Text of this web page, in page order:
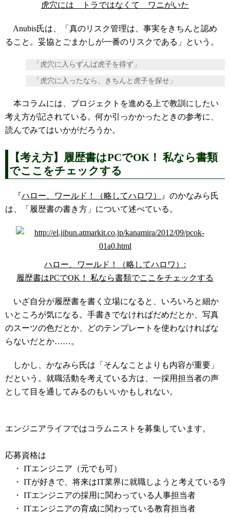
虎穴には トラではなくて ワニがいた
Anubis氏は、「真のリスク管理は、事実をきちんと認め
ること。妥協とごまかしが一番のリスクである」という。
「虎穴に入らずんば虎子を得ず」
「虎穴に入ったなら、きちんと虎子を探せ」
本コラムには、プロジェクトを進める上で教訓にしたい
考え方が記されている。何か引っかかったときの参考に、
読んでみてはいかがだろうか。
【考え方】履歴書はPCでOK！ 私なら書類
でここをチェックする
『ハロー、ワールド！（略してハロワ）
』のかなみら氏
は、「履歴書の書き方」について述べている。
ハロー、ワールド！（略してハロワ）:
履歴書はPCでOK！ 私なら書類でここをチェックする
いざ自分が履歴書を書く立場になると、いろいろと細か
いところが気になる。手書きでなければだめだとか、写真
のスーツの色だとか、どのテンプレートを使わなければな
らないだとか……。
しかし、かなみら氏は「そんなことよりも内容が重要」
だという。就職活動を考えている方は、一採用担当者の声
として目を通してみるのもいいかもしれない。
エンジニアライフではコラムニストを募集しています。
応募資格は
・ ITエンジニア（元でも可）
・ ITが好きで、将来はIT業界に就職しようと考えている学
・ ITエンジニアの採用に関わっている人事担当者
・ ITエンジニアの育成に関わっている教育担当者